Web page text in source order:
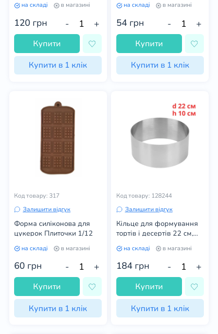
на складі в магазині
120 грн - +
Купити
Купити в 1 клік
на складі в магазині
54 грн - +
Купити
Купити в 1 клік
Код товару: 317
Залишити відгук
Форма силіконова для
цукерок Плиточки 1/12
на складі в магазині
60 грн - +
Купити
Купити в 1 клік
Код товару: 128244
Залишити відгук
Кільце для формування
тортів і десертів 22 см,
на складі в магазині
184 грн - +
Купити
Купити в 1 клік